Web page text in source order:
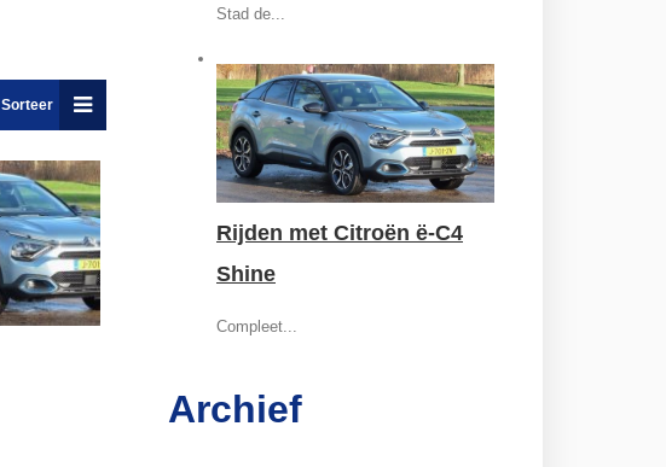
Sorteer
Stad de...
Rijden met Citroën ë-C4
Shine
Compleet...
Archief